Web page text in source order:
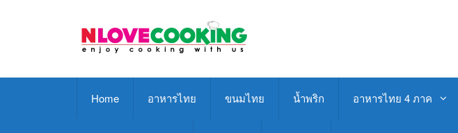
Home อาหารไทย ขนมไทย น้ำพริก อาหารไทย 4 ภาค